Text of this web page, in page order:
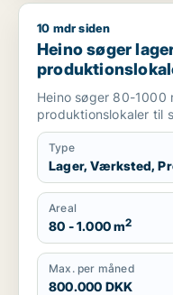
Heino søger lager,
10 mdr siden
Heino søger
Sjælland
Heino søger 80-
produktionslokaler til
Type
Lager, Værksted,
Areal
80 - 1.000 m2
Max. per måned
800.000 DKK